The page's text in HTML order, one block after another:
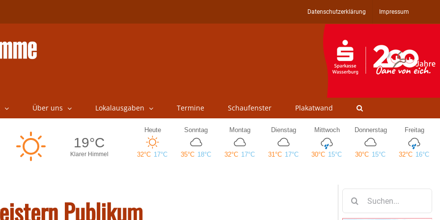
Datenschutzerklärung Impressum
Über uns Lokalausgaben Termine Schaufenster Plakatwand
Publikum
nach: